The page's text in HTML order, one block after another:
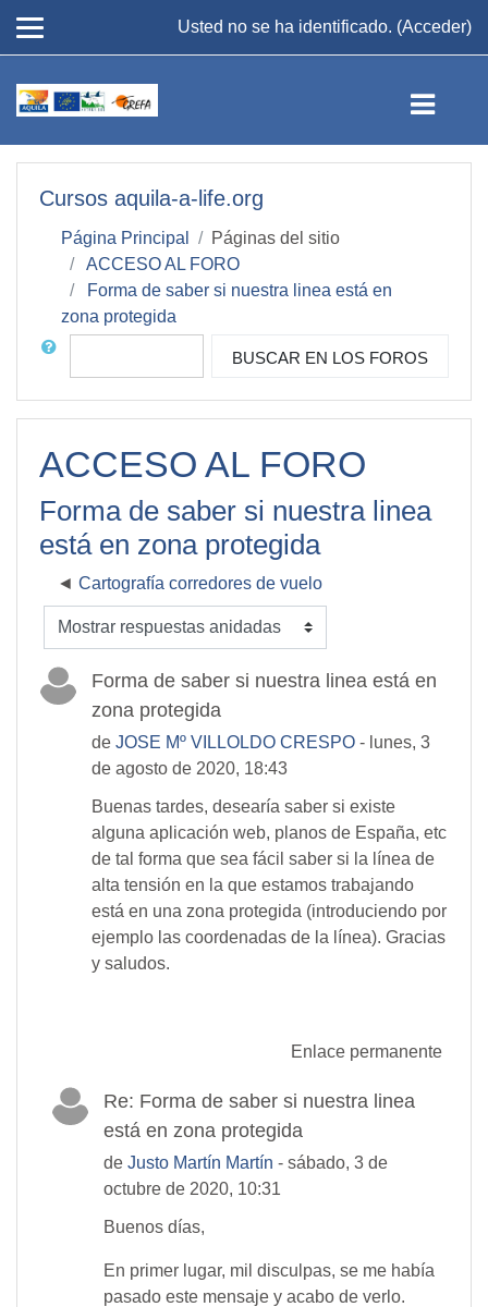
Usted no se ha identificado. (Acceder)
Cursos aquila-a-life.org
Página Principal
Páginas del sitio
ACCESO AL FORO
Forma de saber si nuestra linea está en
zona protegida
Buscar
BUSCAR EN LOS FOROS
ACCESO AL FORO
Forma de saber si nuestra linea
está en zona protegida
Cartografía corredores de vuelo
Mostrar modo
Forma de saber si nuestra linea está en
zona protegida
de JOSE Mº VILLOLDO CRESPO - lunes, 3
de agosto de 2020, 18:43
Buenas tardes, desearía saber si existe
alguna aplicación web, planos de España, etc
de tal forma que sea fácil saber si la línea de
alta tensión en la que estamos trabajando
está en una zona protegida (introduciendo por
ejemplo las coordenadas de la línea). Gracias
y saludos.
Enlace permanente
Re: Forma de saber si nuestra linea
está en zona protegida
deJusto Martín Martín - sábado, 3 de
octubre de 2020, 10:31
Buenos días,
En primer lugar, mil disculpas, se me había
pasado este mensaje y acabo de verlo.